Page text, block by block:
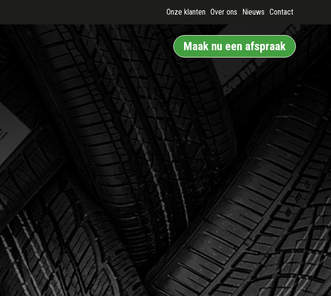
Onze klanten Over ons Nieuws Contact
Maak nu een afspraak